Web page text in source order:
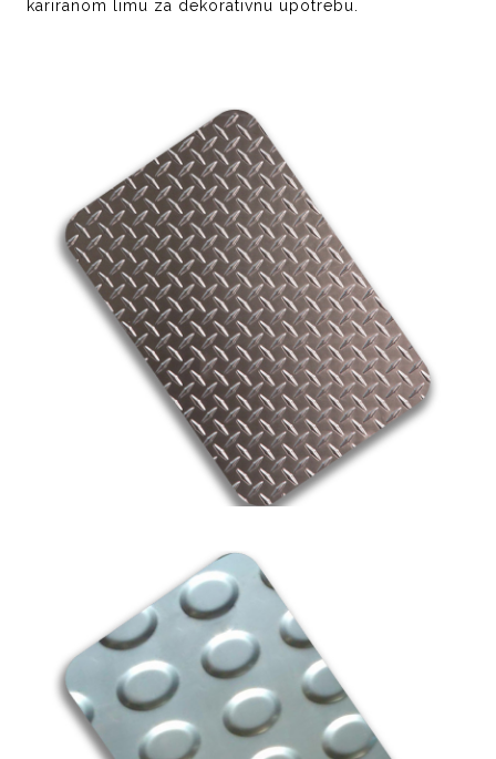
kariranom limu za dekorativnu upotrebu.